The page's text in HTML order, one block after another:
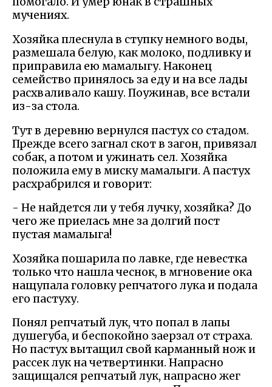
мучениях.
Хозяйка плеснула в ступку немного воды,
размешала белую, как молоко, подливку и
приправила ею мамалыгу. Наконец
семейство принялось за еду и на все лады
расхваливало кашу. Поужинав, все встали
из-за стола.
Тут в деревню вернулся пастух со стадом.
Прежде всего загнал скот в загон, привязал
собак, а потом и ужинать сел. Хозяйка
положила ему в миску мамалыги. А пастух
расхрабрился и говорит:
- Не найдется ли у тебя лучку, хозяйка? До
чего же приелась мне за долгий пост
пустая мамалыга!
Хозяйка пошарила по лавке, где невестка
только что нашла чеснок, в мгновение ока
нащупала головку репчатого лука и подала
его пастуху.
Понял репчатый лук, что попал в лапы
душегуба, и беспокойно заерзал от страха.
Но пастух вытащил свой карманный нож и
рассек лук на четвертинки. Напрасно
защищался репчатый лук, напрасно жег